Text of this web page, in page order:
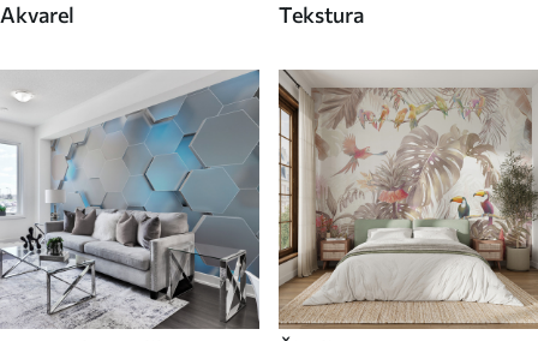
Akvarel Tekstura